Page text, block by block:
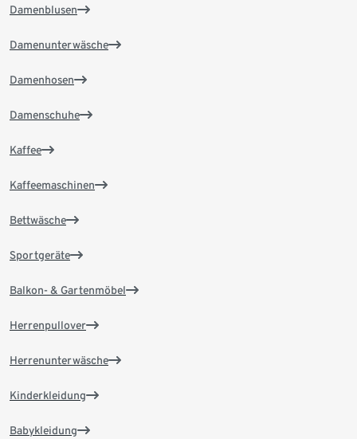
Damenblusen
Damenunterwäsche
Damenhosen
Damenschuhe
Kaffee
Kaffeemaschinen
Bettwäsche
Sportgeräte
Balkon- & Gartenmöbel
Herrenpullover
Herrenunterwäsche
Kinderkleidung
Babykleidung